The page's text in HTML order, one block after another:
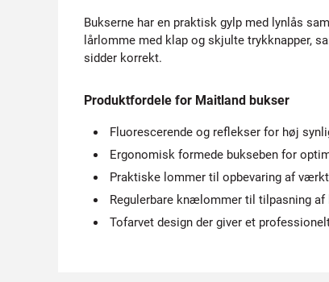
Bukserne har en praktisk gylp med lynlås
lårlomme med klap og skjulte trykknapper,
sidder korrekt.
Produktfordele for Maitland bukser
Fluorescerende og reflekser for høj
Ergonomisk formede bukseben for
Praktiske lommer til opbevaring af
Regulerbare knælommer til tilpasning
Tofarvet design der giver et